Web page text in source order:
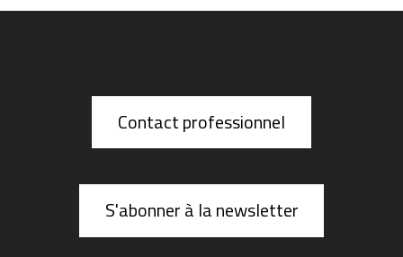
Contact professionnel
S'abonner à la newsletter